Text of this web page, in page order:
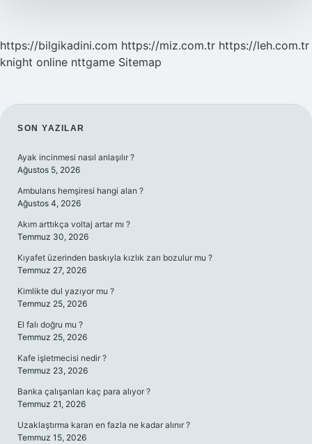
https://bilgikadini.com https://miz.com.tr https://leh.com.tr
knight online nttgame Sitemap
SIDEBAR
SON YAZILAR
Ayak incinmesi nasıl anlaşılır ?
Ağustos 5, 2026
Ambulans hemşiresi hangi alan ?
Ağustos 4, 2026
Akım arttıkça voltaj artar mı ?
Temmuz 30, 2026
Kıyafet üzerinden baskıyla kızlık zarı bozulur mu ?
Temmuz 27, 2026
Kimlikte dul yazıyor mu ?
Temmuz 25, 2026
El falı doğru mu ?
Temmuz 25, 2026
Kafe işletmecisi nedir ?
Temmuz 23, 2026
Banka çalışanları kaç para alıyor ?
Temmuz 21, 2026
Uzaklaştırma kararı en fazla ne kadar alınır ?
Temmuz 15, 2026